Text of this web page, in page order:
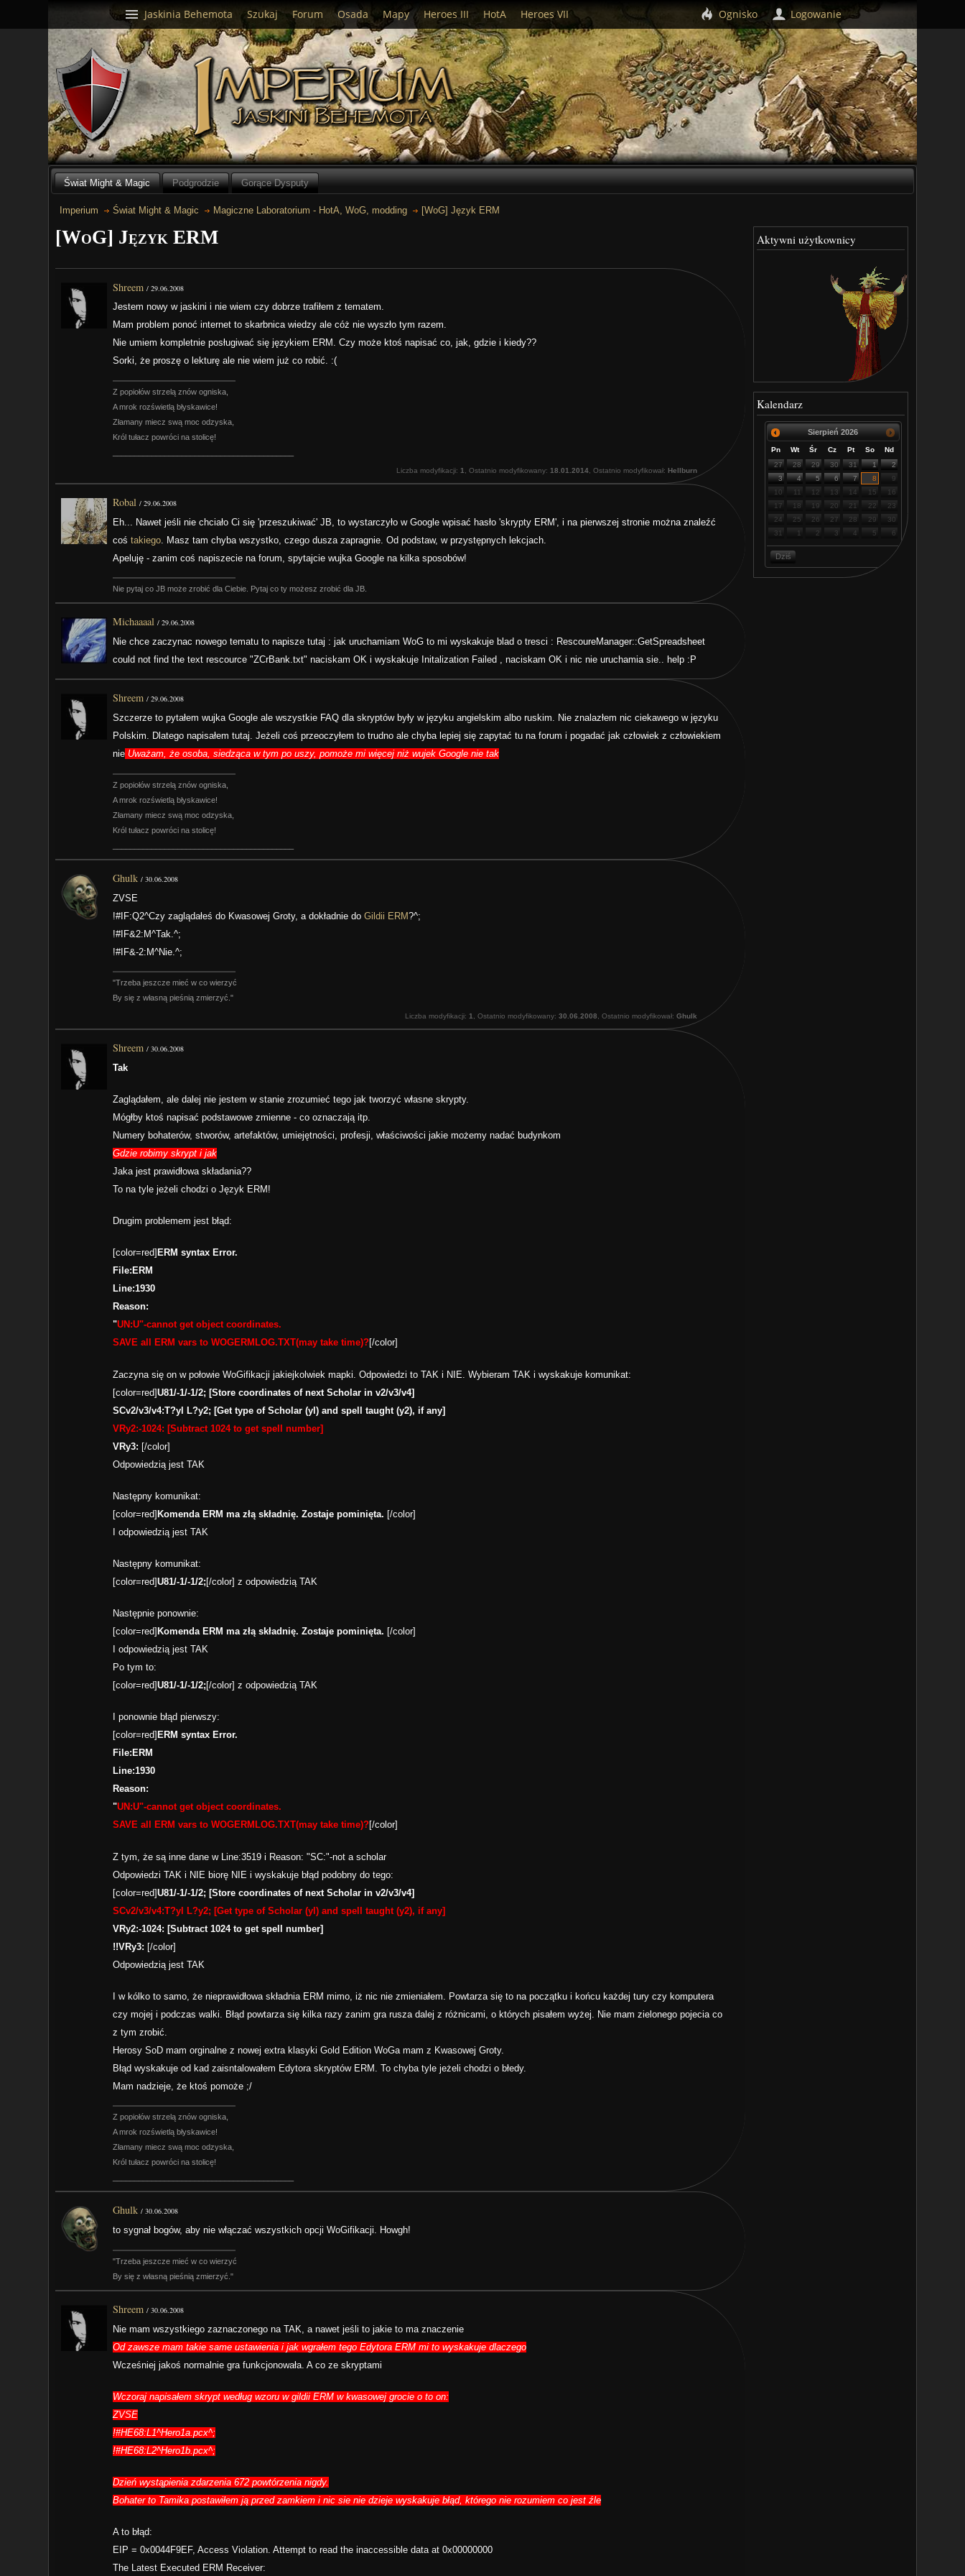
Świat Might & Magic Podgrodzie Gorące Dysputy
Imperium Świat Might & Magic Magiczne Laboratorium - HotA, WoG, modding [WoG] Język ERM
[WoG] Język ERM
Shreem /29.06.2008
Jestem nowy w jaskini i nie wiem czy dobrze trafiłem z tematem.
Mam problem ponoć internet to skarbnica wiedzy ale cóż nie wyszło tym razem.
Nie umiem kompletnie posługiwać się językiem ERM. Czy może ktoś napisać co, jak, gdzie i kiedy??
Sorki, że proszę o lekturę ale nie wiem już co robić. :(
Z popiołów strzelą znów ogniska,
A mrok rozświetlą błyskawice!
Złamany miecz swą moc odzyska,
Król tułacz powróci na stolicę!
Liczba modyfikacji:1 , Ostatnio modyfikowany: 18.01.2014 , Ostatnio modyfikował:Hellburn
Robal /29.06.2008
Eh... Nawet jeśli nie chciało Ci się 'przeszukiwać' JB, to wystarczyło w Google wpisać hasło 'skrypty ERM', i na pierwszej stronie można znaleźć
cośtakiego . Masz tam chyba wszystko, czego dusza zapragnie. Od podstaw, w przystępnych lekcjach.
Apeluję - zanim coś napiszecie na forum, spytajcie wujka Google na kilka sposobów!
Nie pytaj co JB może zrobić dla Ciebie. Pytaj co ty możesz zrobić dla JB.
Michaaaal /29.06.2008
Nie chce zaczynac nowego tematu to napisze tutaj : jak uruchamiam WoG to mi wyskakuje blad o tresci : RescoureManager::GetSpreadsheet
could not find the text rescource "ZCrBank.txt" naciskam OK i wyskakuje Initalization Failed , naciskam OK i nic nie uruchamia sie.. help :P
Shreem /29.06.2008
Szczerze to pytałem wujka Google ale wszystkie FAQ dla skryptów były w języku angielskim albo ruskim. Nie znalazłem nic ciekawego w języku
Polskim. Dlatego napisałem tutaj. Jeżeli coś przeoczyłem to trudno ale chyba lepiej się zapytać tu na forum i pogadać jak człowiek z człowiekiem
nie Uważam, że osoba, siedząca w tym po uszy, pomoże mi więcej niż wujek Google nie tak
Z popiołów strzelą znów ogniska,
A mrok rozświetlą błyskawice!
Złamany miecz swą moc odzyska,
Król tułacz powróci na stolicę!
Ghulk /30.06.2008
ZVSE
!#IF:Q2^Czy zaglądałeś do Kwasowej Groty, a dokładnie doGildii ERM?^;
!#IF&2:M^Tak.^;
!#IF&-2:M^Nie.^;
"Trzeba jeszcze mieć w co wierzyć
By się z własną pieśnią zmierzyć."
Liczba modyfikacji:1 , Ostatnio modyfikowany:30.06.2008 , Ostatnio modyfikował:Ghulk
Shreem /30.06.2008
Tak
Zaglądałem, ale dalej nie jestem w stanie zrozumieć tego jak tworzyć własne skrypty.
Mógłby ktoś napisać podstawowe zmienne - co oznaczają itp.
Numery bohaterów, stworów, artefaktów, umiejętności, profesji, właściwości jakie możemy nadać budynkom
Gdzie robimy skrypt i jak
Jaka jest prawidłowa składania??
To na tyle jeżeli chodzi o Język ERM!
Drugim problemem jest błąd:
[color=red] ERM syntax Error.
File:ERM
Line:1930
Reason:
"UN:U"-cannot get object coordinates.
SAVE all ERM vars to WOGERMLOG.TXT(may take time)?[/color]
Zaczyna się on w połowie WoGifikacji jakiejkolwiek mapki. Odpowiedzi to TAK i NIE. Wybieram TAK i wyskakuje komunikat:
[color=red]U81/-1/-1/2; [Store coordinates of next Scholar in v2/v3/v4]
SCv2/v3/v4:T?yl L?y2; [Get type of Scholar (yl) and spell taught (y2), if any]
VRy2:-1024: [Subtract 1024 to get spell number]
VRy3: [/color]
Odpowiedzią jest TAK
Następny komunikat:
[color=red] Komenda ERM ma złą składnię. Zostaje pominięta. [/color]
I odpowiedzią jest TAK
Następny komunikat:
[color=red]U81/-1/-1/2; [/color] z odpowiedzią TAK
Następnie ponownie:
[color=red] Komenda ERM ma złą składnię. Zostaje pominięta. [/color]
I odpowiedzią jest TAK
Po tym to:
[color=red]U81/-1/-1/2; [/color] z odpowiedzią TAK
I ponownie błąd pierwszy:
[color=red] ERM syntax Error.
File:ERM
Line:1930
Reason:
"UN:U"-cannot get object coordinates.
SAVE all ERM vars to WOGERMLOG.TXT(may take time)?[/color]
Z tym, że są inne dane w Line:3519 i Reason: "SC:"-not a scholar
Odpowiedzi TAK i NIE biorę NIE i wyskakuje błąd podobny do tego:
[color=red]U81/-1/-1/2; [Store coordinates of next Scholar in v2/v3/v4]
SCv2/v3/v4:T?yl L?y2; [Get type of Scholar (yl) and spell taught (y2), if any]
VRy2:-1024: [Subtract 1024 to get spell number]
!!VRy3: [/color]
Odpowiedzią jest TAK
I w kólko to samo, że nieprawidłowa składnia ERM mimo, iż nic nie zmieniałem. Powtarza się to na początku i końcu każdej tury czy komputera
czy mojej i podczas walki. Błąd powtarza się kilka razy zanim gra rusza dalej z różnicami, o których pisałem wyżej. Nie mam zielonego pojecia co
z tym zrobić.
Herosy SoD mam orginalne z nowej extra klasyki Gold Edition WoGa mam z Kwasowej Groty.
Błąd wyskakuje od kad zaisntalowałem Edytora skryptów ERM. To chyba tyle jeżeli chodzi o błedy.
Mam nadzieje, że ktoś pomoże ;/
Z popiołów strzelą znów ogniska,
A mrok rozświetlą błyskawice!
Złamany miecz swą moc odzyska,
Król tułacz powróci na stolicę!
Ghulk /30.06.2008
to sygnał bogów, aby nie włączać wszystkich opcji WoGifikacji. Howgh!
"Trzeba jeszcze mieć w co wierzyć
By się z własną pieśnią zmierzyć."
Shreem /30.06.2008
Nie mam wszystkiego zaznaczonego na TAK, a nawet jeśli to jakie to ma znaczenie
Od zawsze mam takie same ustawienia i jak wgrałem tego Edytora ERM mi to wyskakuje dlaczego
Wcześniej jakoś normalnie gra funkcjonowała. A co ze skryptami
Wczoraj napisałem skrypt według wzoru w gildii ERM w kwasowej grocie o to on:
ZVSE
!#HE68:L1^Hero1a.pcx^;
!#HE68:L2^Hero1b.pcx^;
Dzień wystąpienia zdarzenia 672 powtórzenia nigdy.
Bohater to Tamika postawiłem ją przed zamkiem i nic sie nie dzieje wyskakuje błąd, którego nie rozumiem co jest źle
A to błąd:
EIP = 0x0044F9EF, Access Violation. Attempt to read the inaccessible data at 0x00000000
The Latest Executed ERM Receiver:
Aktywni użytkownicy
Kalendarz
Sierpień 2026
Pn Wt Śr Cz Pt So
Nd
27
28 29 30 31 1
2
3
4 5 6 7 8
9
10
11 12 13 14 15
16
17
18 19 20 21 22
23
24
25 26 27 28 29
30
31
1 2 3 4 5 6
Dziś
Jaskinia Behemota Szukaj Forum Osada Mapy Heroes III HotA Heroes VII Ognisko Logowanie